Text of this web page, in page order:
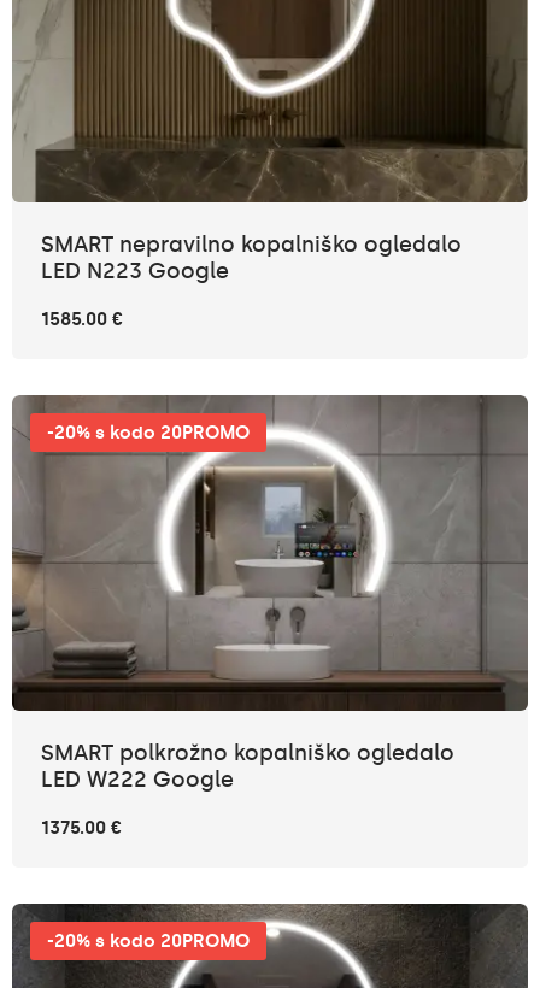
SMART nepravilno kopalniško ogledalo
LED N223 Google
1585.00 €
-20% s kodo 20PROMO
SMART polkrožno kopalniško ogledalo
LED W222 Google
1375.00 €
-20% s kodo 20PROMO